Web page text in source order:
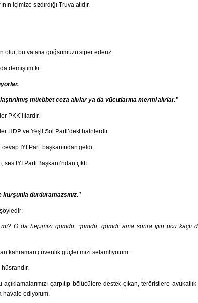
içimize sızdırdığı Truva atıdır.
olur, bu vatana göğsümüzü siper ederiz.
demiştim ki:
müebbet ceza alırlar ya da vücutlarına mermi alırlar.”
PKK’lılardır.
HDP ve Yeşil Sol Parti’deki hainlerdir.
cevap İYİ Parti başkanından geldi.
ses İYİ Parti Başkanı’ndan çıktı.
durduramazsınız.”
O da hepimizi gömdü, gömdü, gömdü ama sonra ipin ucu kaçtı
kahraman güvenlik güçlerimizi selamlıyorum.
çarpıtıp bölücülere destek çıkan, teröristlere
havale ediyorum.